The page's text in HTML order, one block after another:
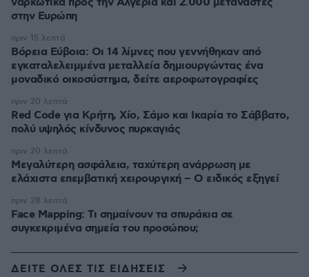
στην Ευρώπη
Βόρεια Εύβοια: Οι 14 λίμνες που γεννήθηκαν από
εγκαταλελειμμένα μεταλλεία δημιουργώντας ένα
μοναδικό οικοσύστημα, δείτε αεροφωτογραφίες
πριν 15 λεπτά
Red Code για Κρήτη, Χίο, Σάμο και Ικαρία το Σάββατο,
πολύ υψηλός κίνδυνος πυρκαγιάς
πριν 20 λεπτά
Μεγαλύτερη ασφάλεια, ταχύτερη ανάρρωση με
ελάχιστα επεμβατική χειρουργική – Ο ειδικός εξηγεί
πριν 20 λεπτά
Face Mapping: Τι σημαίνουν τα σπυράκια σε
συγκεκριμένα σημεία του προσώπου;
πριν 28 λεπτά
ΔΕΙΤΕ ΟΛΕΣ ΤΙΣ ΕΙΔΗΣΕΙΣ